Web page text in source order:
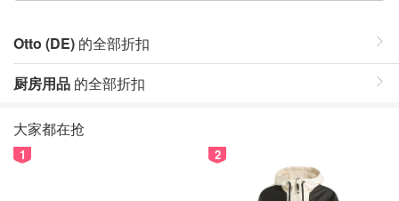
Otto (DE) 的全部折扣
厨房用品 的全部折扣
大家都在抢
1 2